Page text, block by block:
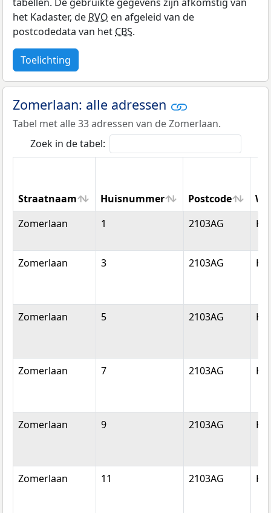
tabellen. De gebruikte gegevens zijn afkomstig van
het Kadaster, deRVO en afgeleid van de
postcodedata van hetCBS.
Toelichting
Zomerlaan: alle adressen
Tabel met alle 33 adressen van de Zomerlaan.
Zoek in de tabel:
Straatnaam Huisnummer Postcode
Straatnaam
Huisnummer Postcode
Zomerlaan 1 2103AG
Zomerlaan 3 2103AG
Zomerlaan 5 2103AG
Zomerlaan 7 2103AG
Zomerlaan 9 2103AG
Zomerlaan 11 2103AG